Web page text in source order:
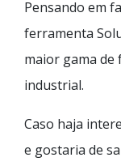
Pensando em
ferramenta
maior gama
industrial.
Caso haja
e gostaria de